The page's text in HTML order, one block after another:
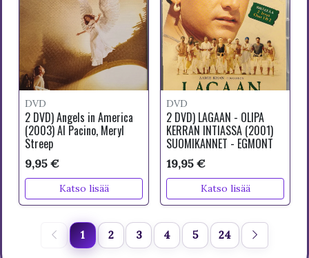
DVD
2 DVD) Angels in America
(2003) Al Pacino, Meryl
Streep
9,95 €
Katso lisää
DVD
2 DVD) LAGAAN - OLIPA
KERRAN INTIASSA (2001)
SUOMIKANNET - EGMONT
19,95 €
Katso lisää
1 2 3 4 5 24